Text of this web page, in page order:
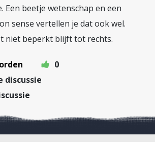
Een beetje wetenschap en een
sense vertellen je dat ook wel.
niet beperkt blijft tot rechts.
0
discussie